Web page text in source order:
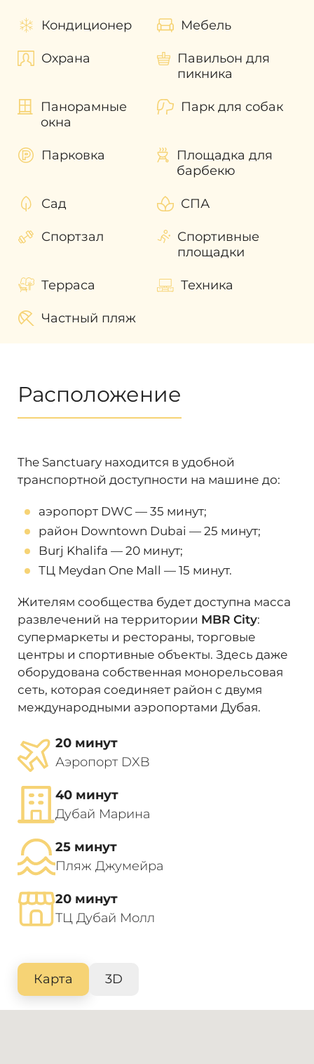
Показатели
средней рентабельности
инвестиций в The Sanctuary составляет от
7,55%
. С течением времени этот
показатель будет только расти. Для
получения быстрого инвестиционного
дохода можно выгодно перепродать
недвижимость не дожидаясь завершения
строительства. А также выгодно
перепродать проект еще на стадии
строительства и получить быстрый
Наши эксперты помогут разобраться во
приобретением недвижимости в Дубае!
Кондиционер Мебель
Охрана
Павильон для
пикника
Панорамные
окна
Парк для собак
Парковка
Площадка для
барбекю
Сад СПА
Спортзал
Спортивные
площадки
Терраса Техника
Частный пляж
Расположение
The Sanctuary находится в удобной
транспортной доступности на машине до:
аэропорт DWC — 35 минут;
район Downtown Dubai — 25 минут;
Burj Khalifa — 20 минут;
ТЦ Meydan One Mall — 15 минут.
Жителям сообщества будет доступна масса
развлечений на территории MBR City:
супермаркеты и рестораны, торговые
центры и спортивные объекты. Здесь даже
оборудована собственная монорельсовая
сеть, которая соединяет район с двумя
международными аэропортами Дубая.
20 минут
Аэропорт DXB
40 минут
Дубай Марина
25 минут
Пляж Джумейра
20 минут
ТЦ Дубай Молл
Карта 3D